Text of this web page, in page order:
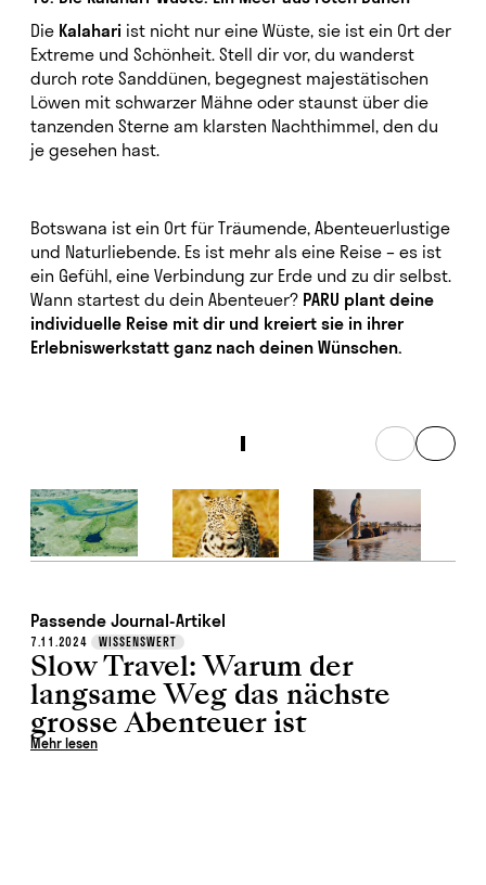
Die Kalahari ist nicht nur eine Wüste, sie ist ein Ort der
Extreme und Schönheit. Stell dir vor, du wanderst
durch rote Sanddünen, begegnest majestätischen
Löwen mit schwarzer Mähne oder staunst über die
tanzenden Sterne am klarsten Nachthimmel, den du
je gesehen hast.
Botswana ist ein Ort für Träumende, Abenteuerlustige
und Naturliebende. Es ist mehr als eine Reise – es ist
ein Gefühl, eine Verbindung zur Erde und zu dir selbst.
Wann startest du dein Abenteuer? PARU plant deine
individuelle Reise mit dir und kreiert sie in ihrer
Erlebniswerkstatt ganz nach deinen Wünschen.
Passende Journal-Artikel
7.11.2024 WISSENSWERT
Slow Travel: Warum der
langsame Weg das nächste
grosse Abenteuer ist
Mehr lesen